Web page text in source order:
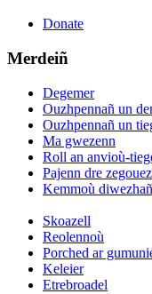
Donate
Merdeiñ
Degemer
Ouzhpennañ un
Ouzhpennañ un
Ma gwezenn
Roll an anvioù-
Pajenn dre
Kemmoù diwezhañ
Skoazell
Reolennoù
Porched ar
Keleier
Etrebroadel